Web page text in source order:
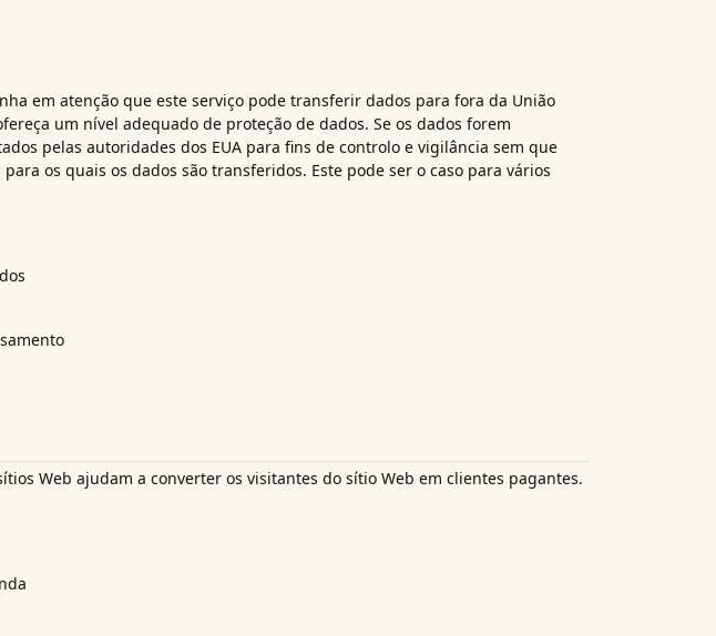
em atenção que este serviço pode transferir dados para fora da União
um nível adequado de proteção de dados. Se os dados forem
pelas autoridades dos EUA para fins de controlo e vigilância sem que
os quais os dados são transferidos. Este pode ser o caso para vários
Web ajudam a converter os visitantes do sítio Web em clientes pagantes.